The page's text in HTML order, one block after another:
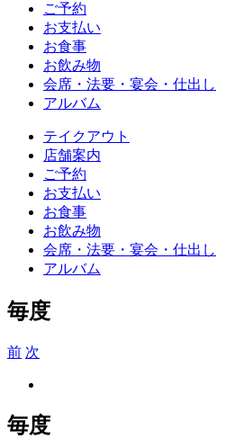
ご予約
お支払い
お食事
お飲み物
会席・法要・宴会・仕出し
アルバム
テイクアウト
店舗案内
ご予約
お支払い
お食事
お飲み物
会席・法要・宴会・仕出し
アルバム
毎度
前 次
Image
毎度